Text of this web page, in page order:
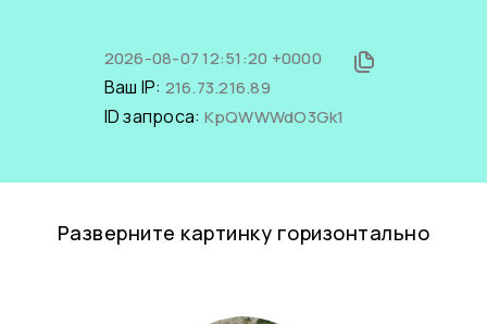
2026-08-07 12:51:20 +0000
Ваш IP: 216.73.216.89
ID запроса: KpQWWWdO3Gk1
Разверните картинку горизонтально